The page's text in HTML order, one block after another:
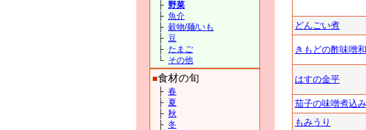
├ 野菜
├ 魚介
├ 穀物/麺/いも
├ 豆
├ たまご
└ その他
■食材の旬
├ 春
├ 夏
├ 秋
├ 冬
どんごい煮
きもどの酢味噌和
はすの金平
茄子の味噌煮込み
もみうり